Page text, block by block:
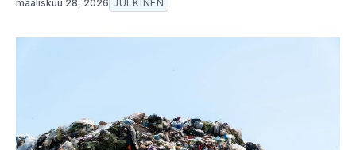
maaliskuu 28, 2026 JULKINEN